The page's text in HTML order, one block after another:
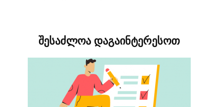
შესაძლოა დაგაინტერესოთ